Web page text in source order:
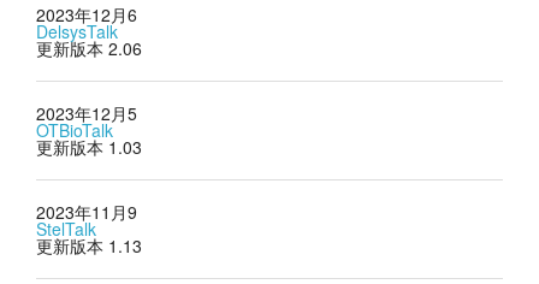
2023年12月6
DelsysTalk
更新版本 2.06
2023年12月5
OTBioTalk
更新版本 1.03
2023年11月9
StelTalk
更新版本 1.13